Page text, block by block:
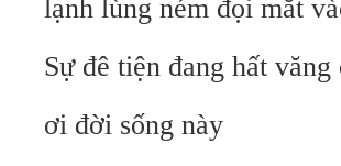
lạnh lùng ném đọi mắt
Sự đê tiện đang hất
ơi đời sống này